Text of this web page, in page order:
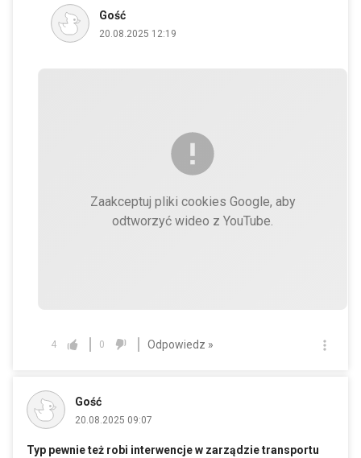
Gość
20.08.2025 12:19
Zaakceptuj pliki cookies Google, aby
odtworzyć wideo z YouTube.
4 0 Odpowiedz »
Gość
20.08.2025 09:07
Typ pewnie też robi interwencje w zarządzie transportu